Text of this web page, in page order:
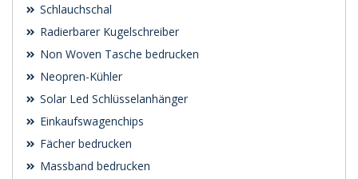
Schlauchschal
Radierbarer Kugelschreiber
Non Woven Tasche bedrucken
Neopren-Kühler
Solar Led Schlüsselanhänger
Einkaufswagenchips
Fächer bedrucken
Massband bedrucken